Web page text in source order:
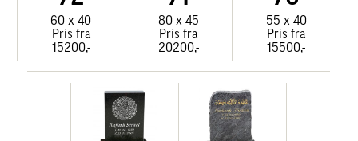
60 x 40
Pris fra
15200,-
80 x 45
Pris fra
20200,-
55 x 40
Pris fra
15500,-